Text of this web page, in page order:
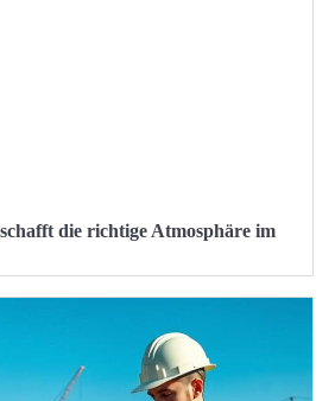
die richtige Atmosphäre im